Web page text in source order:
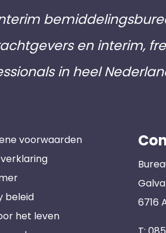
en interim,
in heel
voorwaarden
beleid
het leven
6716